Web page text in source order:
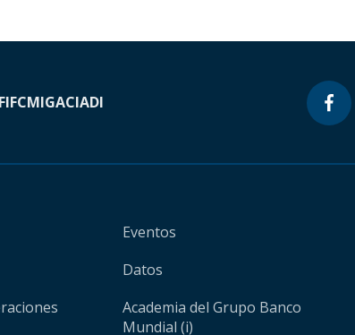
IFCMIGACIADI
Eventos
Datos
Academia del Grupo Banco
Mundial (i)